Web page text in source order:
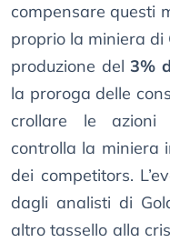
compensare questi
proprio la miniera di
produzione del3%
la proroga delle
crollare le azioni
controlla la miniera
dei competitors.
dagli analisti di
altro tassello alla